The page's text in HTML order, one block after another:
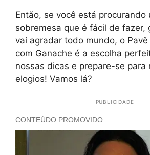
Então, se você está procurando
sobremesa que é fácil de fazer,
vai agradar todo mundo, o
com Ganache é a escolha
nossas dicas e prepare-se para
elogios! Vamos lá?
PUBLICIDADE